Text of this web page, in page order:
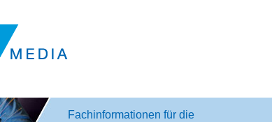
Fachinformationen für die